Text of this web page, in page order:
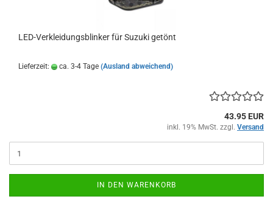
LED-Verkleidungsblinker für Suzuki getönt
Lieferzeit: ca. 3-4 Tage (Ausland abweichend)
43.95 EUR
inkl. 19% MwSt. zzgl. Versand
IN DEN WARENKORB